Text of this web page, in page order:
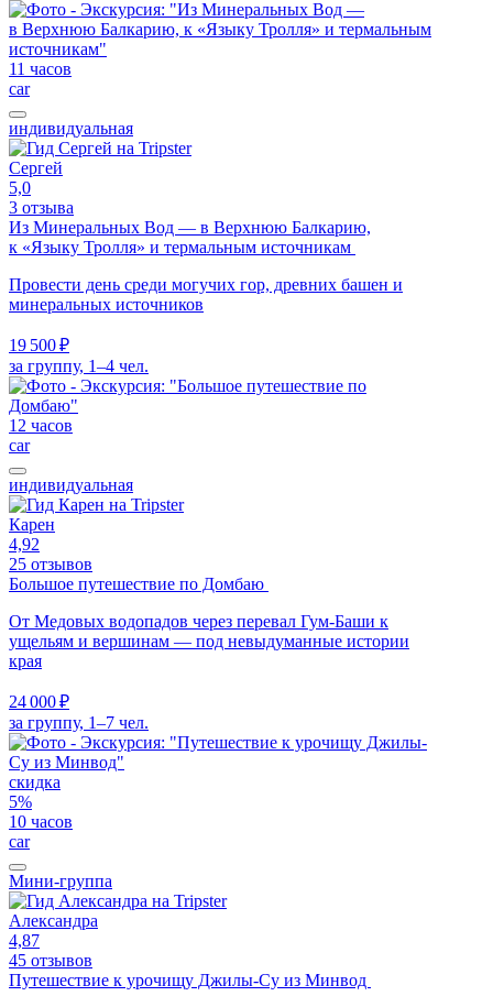
11 часов
car
индивидуальная
Сергей
5,0
3 отзыва
Из Минеральных Вод — в Верхнюю Балкарию,
к «Языку Тролля» и термальным источникам
Провести день среди могучих гор, древних башен и
минеральных источников
19 500 ₽
за группу, 1–4 чел.
12 часов
car
индивидуальная
Карен
4,92
25 отзывов
Большое путешествие по Домбаю
От Медовых водопадов через перевал Гум-Баши к
ущельям и вершинам — под невыдуманные истории
края
24 000 ₽
за группу, 1–7 чел.
скидка
5%
10 часов
car
Мини-группа
Александра
4,87
45 отзывов
Путешествие к урочищу Джилы-Су из Минвод